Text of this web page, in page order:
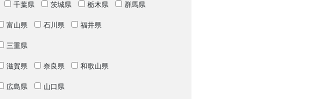
千葉県 茨城県 栃木県 群馬県
富山県 石川県 福井県
三重県
滋賀県 奈良県 和歌山県
広島県 山口県